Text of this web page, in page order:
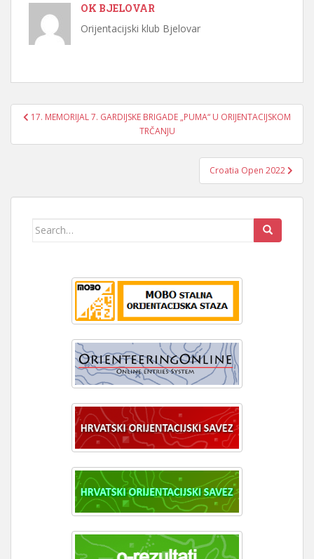
OK BJELOVAR
Orijentacijski klub Bjelovar
Navigacija
17. MEMORIJAL 7. GARDIJSKE BRIGADE „PUMA“ U ORIJENTACIJSKOM
TRČANJU
Croatia Open 2022
Search